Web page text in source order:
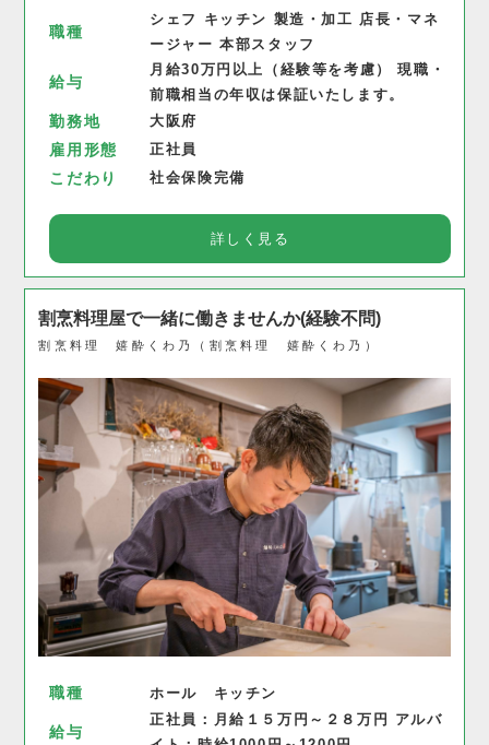
職種
シェフ キッチン 製造・加工 店長・マネ
ージャー 本部スタッフ
給与
月給30万円以上（経験等を考慮） 現職・
前職相当の年収は保証いたします。
勤務地 大阪府
雇用形態 正社員
こだわり 社会保険完備
詳しく見る
割烹料理屋で一緒に働きませんか(経験不問)
割烹料理 嬉酔くわ乃（割烹料理 嬉酔くわ乃）
職種 ホール キッチン
給与
正社員：月給１５万円～２８万円 アルバ